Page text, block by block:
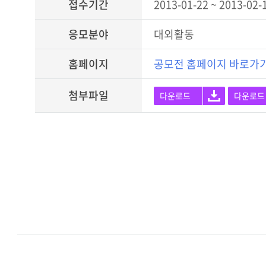
접수기간
2013-01-22 ~ 2013-02-
응모분야
대외활동
홈페이지
공모전 홈페이지 바로가
첨부파일
다운로드 다운로드